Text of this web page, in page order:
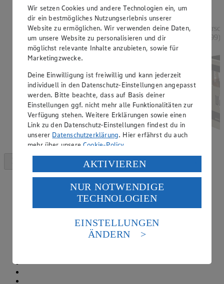
Rabatt)
versch. Sorten, 250 - 254 g, (1 kg = 7,52 - 7,40)
0,99)
Wir setzen Cookies und andere Technologien ein, um
dir ein bestmögliches Nutzungserlebnis unserer
Website zu ermöglichen. Wir verwenden deine Daten,
um unsere Website zu personalisieren und dir
möglichst relevante Inhalte anzubieten, sowie für
Marketingzwecke.
Deine Einwilligung ist freiwillig und kann jederzeit
individuell in den Datenschutz-Einstellungen angepasst
werden. Bitte beachte, dass auf Basis deiner
Einstellungen ggf. nicht mehr alle Funktionalitäten zur
Verfügung stehen. Weitere Erklärungen sowie einen
Link zu den Datenschutz-Einstellungen findest du in
unserer Datenschutzerklärung. Hier erfährst du auch
mehr über unsereCookie-Policy.
Verarbeitung deiner personenbezogenen Daten in den
USA durch Facebook und YouTube:
Wenn du auf „Aktivieren“ klickst, willigst du im Sinne
des Art. 49 Abs. 1 Satz 1 lit. a) DSGVO ein, dass deine
Daten in den USA verarbeitet werden. Der EuGH sieht
die USA als Land mit einem nach europäischen
Standards nicht angemessenen Datenschutzniveau an.
Es besteht das Risiko eines Zugriffs durch US-
Informationen zum Herausgeber der Seite findest du
AKTIVIEREN
NUR NOTWENDIGE
TECHNOLOGIEN
EINSTELLUNGEN
ÄNDERN